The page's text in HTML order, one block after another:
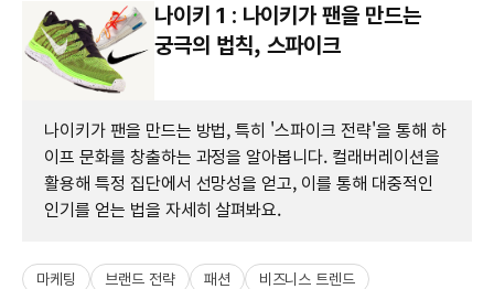
나이키 1 : 나이키가 팬을 만드는
궁극의 법칙, 스파이크
나이키가 팬을 만드는 방법, 특히 '스파이크 전략'을 통해 하
이프 문화를 창출하는 과정을 알아봅니다. 컬래버레이션을
활용해 특정 집단에서 선망성을 얻고, 이를 통해 대중적인
인기를 얻는 법을 자세히 살펴봐요.
마케팅 브랜드 전략 패션 비즈니스 트렌드